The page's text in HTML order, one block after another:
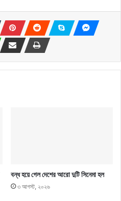
বন্ধ হয়ে গেল দেশের আরো দুটি সিনেমা হল
৩ আগস্ট, ২০২৬